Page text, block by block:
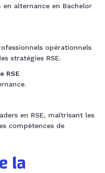
en alternance en Bachelor
opérationnels
stratégies RSE.
RSE
en RSE, maîtrisant les
compétences de
la